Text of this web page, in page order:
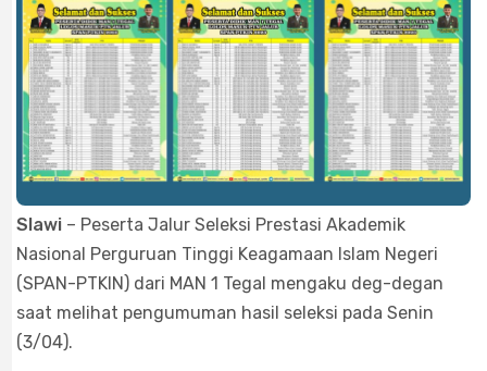
Slawi – Peserta Jalur Seleksi Prestasi Akademik
Nasional Perguruan Tinggi Keagamaan Islam Negeri
(SPAN-PTKIN) dari MAN 1 Tegal mengaku deg-degan
saat melihat pengumuman hasil seleksi pada Senin
(3/04).